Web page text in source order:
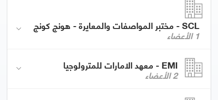
SCL - مختبر المواصفات والمعايرة - هونج كونج
1 الأعضاء
EMI - معهد الامارات للمترولوجيا
2 الأعضاء